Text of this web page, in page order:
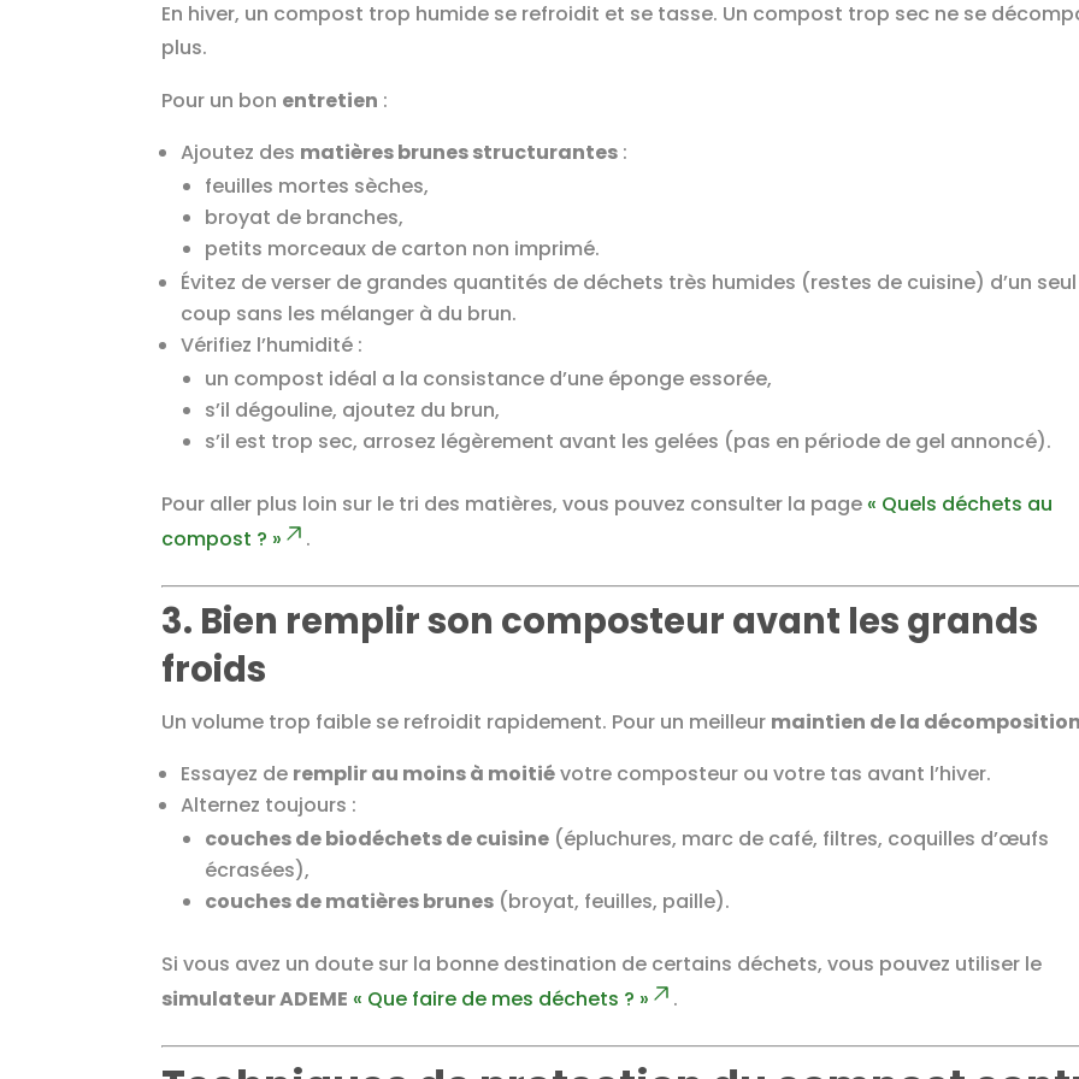
En hiver, un compost trop humide se refroidit et se tasse. Un compost trop sec ne se
plus.
Pour un bon entretien :
Ajoutez des matières brunes structurantes :
feuilles mortes sèches,
broyat de branches,
petits morceaux de carton non imprimé.
Évitez de verser de grandes quantités de déchets très humides (restes de cuisine) d’un seul
coup sans les mélanger à du brun.
Vérifiez l’humidité :
un compost idéal a la consistance d’une éponge essorée,
s’il dégouline, ajoutez du brun,
s’il est trop sec, arrosez légèrement avant les gelées (pas en période de gel annoncé).
Pour aller plus loin sur le tri des matières, vous pouvez consulter la page « Quels déchets au
compost ? »
.
3. Bien remplir son composteur avant les grands
froids
Un volume trop faible se refroidit rapidement. Pour un meilleur maintien de la
Essayez de remplir au moins à moitiévotre composteur ou votre tas avant l’hiver.
Alternez toujours :
couches de biodéchets de cuisine (épluchures, marc de café, filtres, coquilles d’œufs
écrasées),
couches de matières brunes (broyat, feuilles, paille).
Si vous avez un doute sur la bonne destination de certains déchets, vous pouvez utiliser le
simulateur ADEME « Que faire de mes déchets ? » .